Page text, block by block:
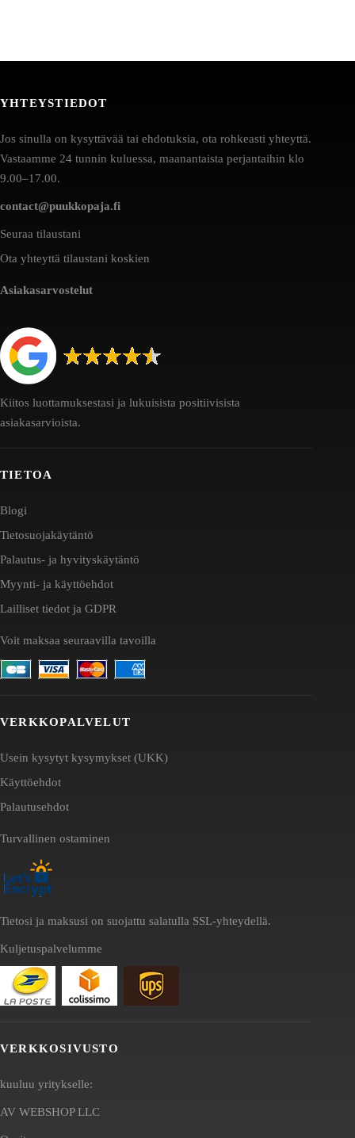
YHTEYSTIEDOT
Jos sinulla on kysyttävää tai ehdotuksia, ota rohkeasti yhteyttä.
Vastaamme 24 tunnin kuluessa, maanantaista perjantaihin klo
9.00–17.00.
contact@puukkopaja.fi
Seuraa tilaustani
Ota yhteyttä tilaustani koskien
Asiakasarvostelut
Kiitos luottamuksestasi ja lukuisista positiivisista
asiakasarvioista.
TIETOA
Blogi
Tietosuojakäytäntö
Palautus- ja hyvityskäytäntö
Myynti- ja käyttöehdot
Lailliset tiedot ja GDPR
Voit maksaa seuraavilla tavoilla
VERKKOPALVELUT
Usein kysytyt kysymykset (UKK)
Käyttöehdot
Palautusehdot
Turvallinen ostaminen
Tietosi ja maksusi on suojattu salatulla SSL-yhteydellä.
Kuljetuspalvelumme
VERKKOSIVUSTO
kuuluu yritykselle:
AV WEBSHOP LLC